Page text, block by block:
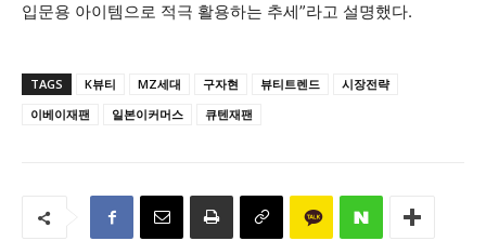
입문용 아이템으로 적극 활용하는 추세”라고 설명했다.
TAGS K뷰티 MZ세대 구자현 뷰티트렌드
시장전략
이베이재팬
일본이커머스 큐텐재팬